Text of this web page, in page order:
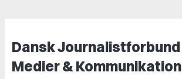
Dansk Journalistforbund
Medier & Kommunikation